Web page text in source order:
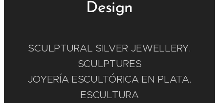
Design
SCULPTURAL SILVER JEWELLERY.
SCULPTURES
JOYERÍA ESCULTÓRICA EN PLATA.
ESCULTURA